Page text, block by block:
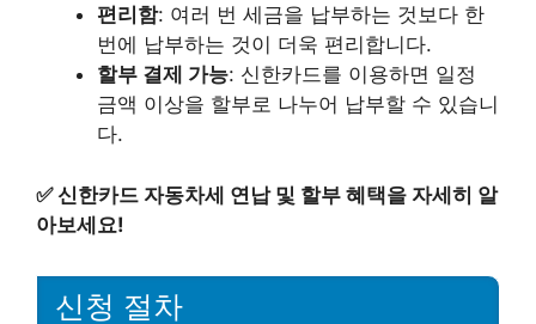
편리함: 여러 번 세금을 납부하는 것보다 한
번에 납부하는 것이 더욱 편리합니다.
할부 결제 가능: 신한카드를 이용하면 일정
금액 이상을 할부로 나누어 납부할 수 있습니
다.
✅신한카드 자동차세 연납 및 할부 혜택을 자세히 알
아보세요!
신청 절차